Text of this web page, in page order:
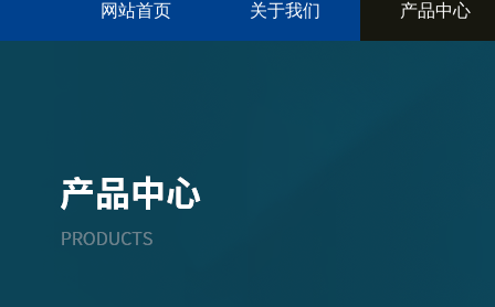
网站首页 关于我们 产品中心